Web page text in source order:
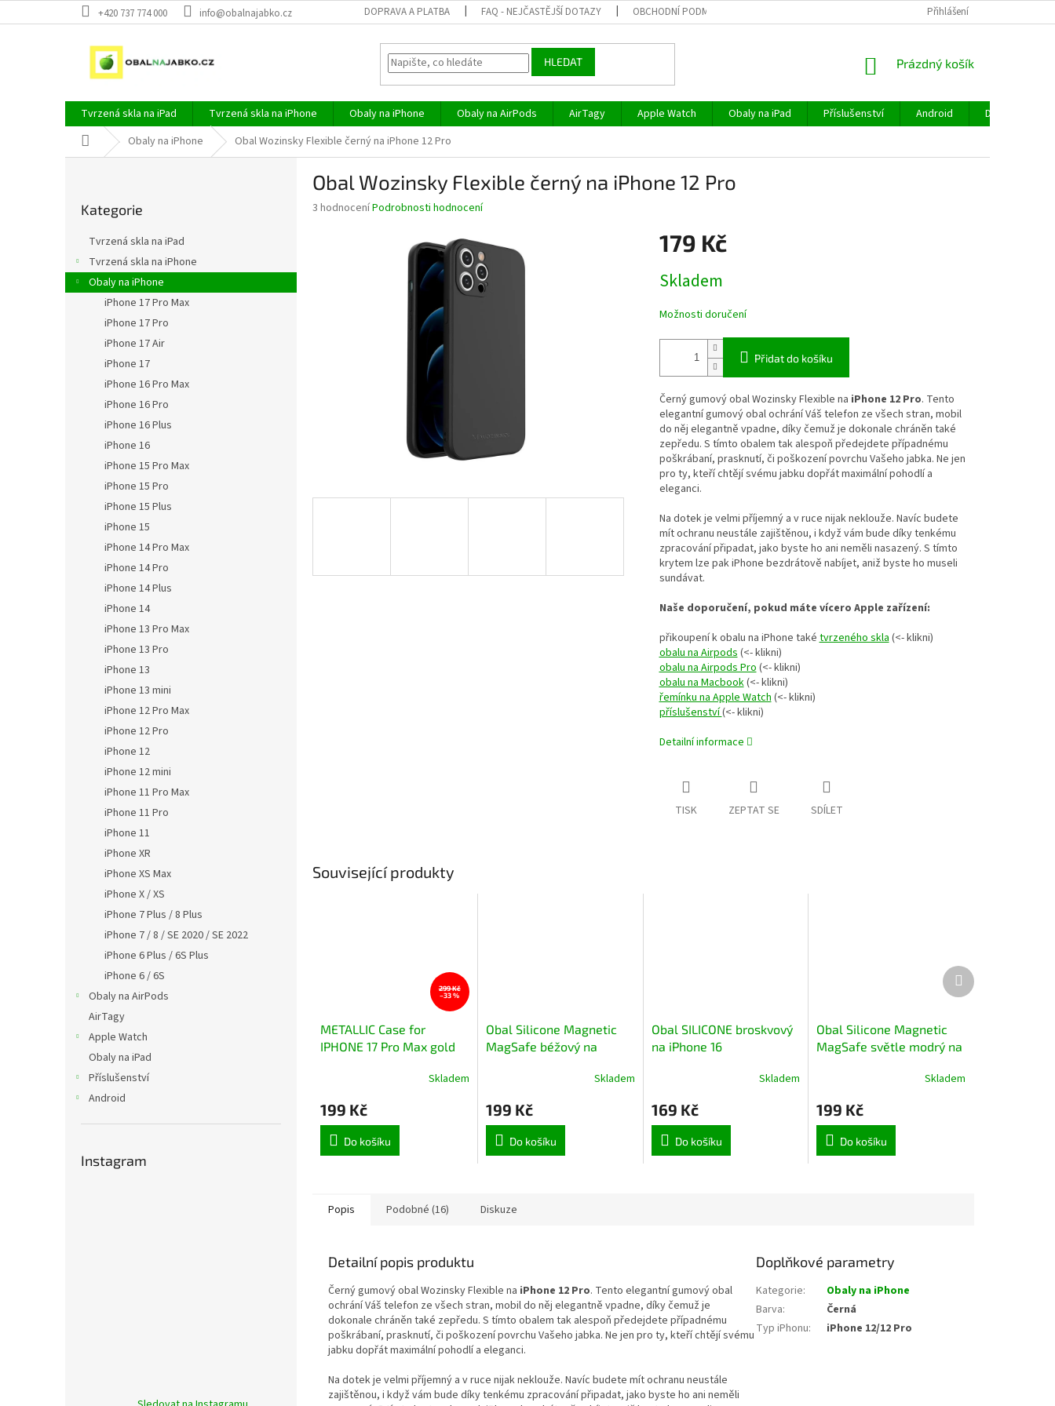
na
+420 737 774 000 info@obalnajabko.cz DOPRAVA A PLATBA FAQ - NEJČASTĚJŠÍ DOTAZY OBCHODNÍ PODMÍNKY VRÁCENÍ ZBOŽÍ
Přihlášení
HLEDAT
NÁKUPNÍ
Prázdný košík
Tvrzená skla na iPad Tvrzená skla na iPhone Obaly na iPhone Obaly na AirPods AirTagy Apple Watch Obaly na iPad Příslušenství Android
Doprava a
Domů Obaly na iPhone Obal Wozinsky Flexible černý na iPhone 12 Pro
n
kategorie
Kategorie
Tvrzená skla na iPad
Tvrzená skla na iPhone
Obaly na iPhone
iPhone 17 Pro Max
iPhone 17 Pro
iPhone 17 Air
iPhone 17
iPhone 16 Pro Max
iPhone 16 Pro
iPhone 16 Plus
iPhone 16
iPhone 15 Pro Max
iPhone 15 Pro
iPhone 15 Plus
iPhone 15
iPhone 14 Pro Max
iPhone 14 Pro
iPhone 14 Plus
iPhone 14
iPhone 13 Pro Max
iPhone 13 Pro
iPhone 13
iPhone 13 mini
iPhone 12 Pro Max
iPhone 12 Pro
iPhone 12
iPhone 12 mini
iPhone 11 Pro Max
iPhone 11 Pro
iPhone 11
iPhone XR
iPhone XS Max
iPhone X / XS
iPhone 7 Plus / 8 Plus
iPhone 7 / 8 / SE 2020 / SE 2022
iPhone 6 Plus / 6S Plus
iPhone 6 / 6S
Obaly na AirPods
AirTagy
Apple Watch
Obaly na iPad
Příslušenství
Android
Instagram
Obal Wozinsky Flexible černý na iPhone 12 Pro
Průměrné
3 hodnoceníPodrobnosti hodnocení
179 Kč
cena:
Skladem
Možnosti doručení
Přidat do košíku
Černý gumový obal Wozinsky Flexible na iPhone 12 Pro. Tento
elegantní gumový obal ochrání Váš telefon ze všech stran, mobil
do něj elegantně vpadne, díky čemuž je dokonale chráněn také
zepředu. S tímto obalem tak alespoň předejdete případnému
poškrábaní, prasknutí, či poškozenípovrchu Vašeho jabka. Ne jen
pro ty, kteří chtějí svému jabku dopřát maximální pohodlí a
eleganci.
Na dotek je velmi příjemný a v ruce nijak neklouže. Navíc budete
mít ochranu neustále zajištěnou, i když vám bude díky tenkému
zpracování připadat, jako byste ho ani neměli nasazený. S tímto
krytem lze pak iPhone bezdrátově nabíjet, aniž byste ho museli
sundávat.
Naše doporučení, pokud máte vícero Apple zařízení:
přikoupení k obalu na iPhone takétvrzeného skla(<- klikni)
obalu na Airpods(<- klikni)
obalu na Airpods Pro(<- klikni)
obalu na Macbook(<- klikni)
řemínku na Apple Watch(<- klikni)
příslušenství(<- klikni)
Detailní informace
TISK ZEPTAT SE SDÍLET
Související produkty
299 Kč
–33 %
METALLIC Case for
IPHONE 17 Pro Max gold
Skladem
199 Kč
Do košíku
Obal Silicone Magnetic
MagSafe béžový na
Skladem
199 Kč
Do košíku
Obal SILICONE broskvový
na iPhone 16
Skladem
169 Kč
Do košíku
Obal Silicone Magnetic
MagSafe světle modrý na
Skladem
199 Kč
Do košíku
Další
produkt
Popis Podobné (16) Diskuze
Detailní popis produktu
Černý gumový obal Wozinsky Flexible na iPhone 12 Pro. Tento elegantní gumový obal
ochrání Váš telefon ze všech stran, mobil do něj elegantně vpadne, díky čemuž je
dokonale chráněn také zepředu. S tímto obalem tak alespoň předejdete případnému
poškrábaní, prasknutí, či poškozenípovrchu Vašeho jabka. Ne jen pro ty, kteří chtějí svému
jabku dopřát maximální pohodlí a eleganci.
Na dotek je velmi příjemný a v ruce nijak neklouže. Navíc budete mít ochranu neustále
zajištěnou, i když vám bude díky tenkému zpracování připadat, jako byste ho ani neměli
Doplňkové parametry
Kategorie:
Obaly na iPhone
Barva:
Černá
Typ iPhonu: iPhone 12/12 Pro